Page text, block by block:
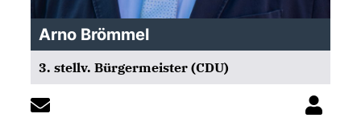
Arno Brömmel
3. stellv. Bürgermeister (CDU)